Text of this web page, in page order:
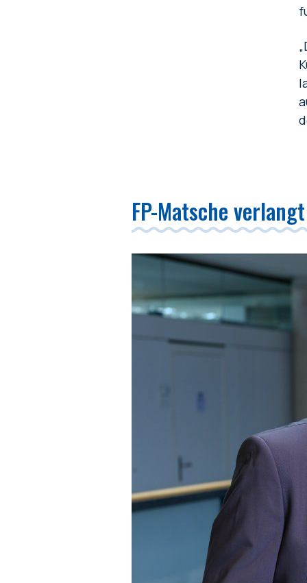
FP-Matsche